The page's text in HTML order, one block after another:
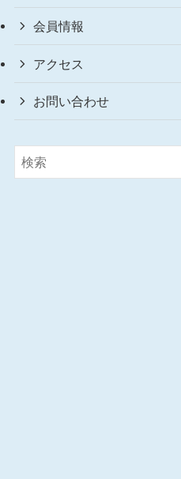
会員情報
アクセス
お問い合わせ